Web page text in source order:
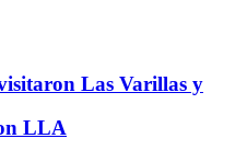
Las Varillas y
LLA